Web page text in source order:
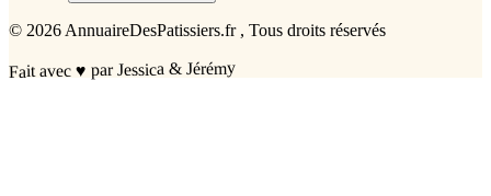
© 2026 AnnuaireDesPatissiers.fr , Tous droits réservés
Fait avec♥ par Jessica & Jérémy